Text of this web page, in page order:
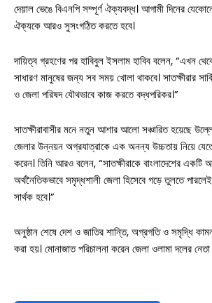
সারাদেশ
আশাশুনি
কালিগঞ্জ
শ্যামনগর
আন্তর্জাতিক
দেয়াল ভেঙে বিএনপি সম্পূর্ণ ঐক্যবদ্ধ। আগামী দিনের
ঐক্যকে আরও সুসংগঠিত করতে হবে।
দায়িত্ব গ্রহণের পর হাবিবুল ইসলাম হাবিব বলেন, “এখন
সাধারণ মানুষের জন্য সব সময় খোলা থাকবে। সাতক্ষীরার
ও জেলা পরিষদ যৌথভাবে কাজ করতে বদ্ধপরিকর।”
সাতক্ষীরাবাসীর মনে নতুন আশার আলো সঞ্চারিত হয়েছে
জেলার উন্নয়ন অগ্রযাত্রাকে এক অনন্য উচ্চতায় নিয়ে
করেন। তিনি আরও বলেন, “সাতক্ষীরাকে বাংলাদেশের একটি
অর্থনৈতিকভাবে সমৃদ্ধশালী জেলা হিসেবে গড়ে তুলতে
সার্থক হবে।”
অনুষ্ঠান শেষে দেশ ও জাতির শান্তি, অগ্রগতি ও সমৃদ্ধি
করা হয়। মোনাজাত পরিচালনা করেন জেলা ওলামা দলের